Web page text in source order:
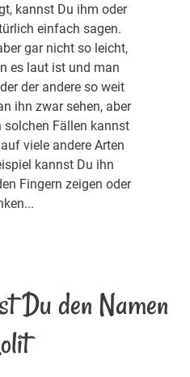
kannst Du ihm oder
einfach sagen.
gar nicht so leicht,
es laut ist und man
der andere so weit
ihn zwar sehen, aber
solchen Fällen kannst
viele andere Arten
kannst Du ihn
Fingern zeigen oder
Du den Namen